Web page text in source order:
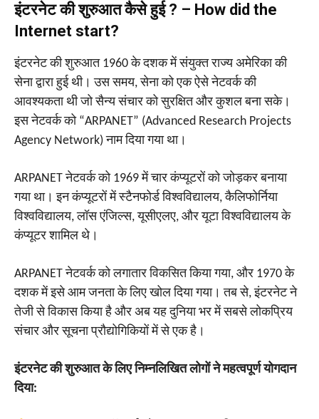
इंटरनेट की शुरुआत कैसे हुई ? – How did the
Internet start?
इंटरनेट की शुरुआत 1960 के दशक में संयुक्त राज्य अमेरिका की
सेना द्वारा हुई थी। उस समय, सेना को एक ऐसे नेटवर्क की
आवश्यकता थी जो सैन्य संचार को सुरक्षित और कुशल बना सके।
इस नेटवर्क को “ARPANET” (Advanced Research Projects
Agency Network) नाम दिया गया था।
ARPANET नेटवर्क को 1969 में चार कंप्यूटरों को जोड़कर बनाया
गया था। इन कंप्यूटरों में स्टैनफोर्ड विश्वविद्यालय, कैलिफोर्निया
विश्वविद्यालय, लॉस एंजिल्स, यूसीएलए, और यूटा विश्वविद्यालय के
कंप्यूटर शामिल थे।
ARPANET नेटवर्क को लगातार विकसित किया गया, और 1970 के
दशक में इसे आम जनता के लिए खोल दिया गया। तब से, इंटरनेट ने
तेजी से विकास किया है और अब यह दुनिया भर में सबसे लोकप्रिय
संचार और सूचना प्रौद्योगिकियों में से एक है।
इंटरनेट की शुरुआत के लिए निम्नलिखित लोगों ने महत्वपूर्ण योगदान
दिया: